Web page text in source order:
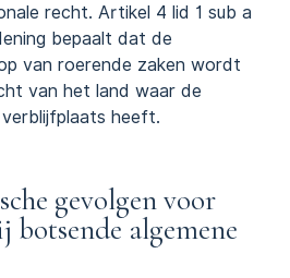
recht. Artikel 4 lid 1 sub a
bepaalt dat de
van roerende zaken wordt
van het land waar de
heeft.
gevolgen voor
botsende algemene